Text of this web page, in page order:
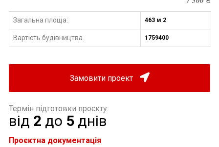
Загальна площа: 463 м 2
Вартість будівництва: 1759400
Замовити проект
Термін підготовки проєкту:
від 2 до 5 днів
Проєктна документація